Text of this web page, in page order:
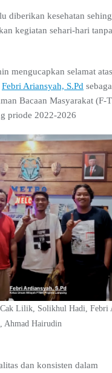
C
l
s
r
o
o
m
I
n
s
diberikan kesehatan
kegiatan sehari-hari
mengucapkan selamat atas
Febri Ariansyah, S.Pd
Bacaan Masyarakat (F-
priode 2022-2026
Lilik, Solikhul Hadi, Febri
Ahmad Hairudin
dan konsisten dalam